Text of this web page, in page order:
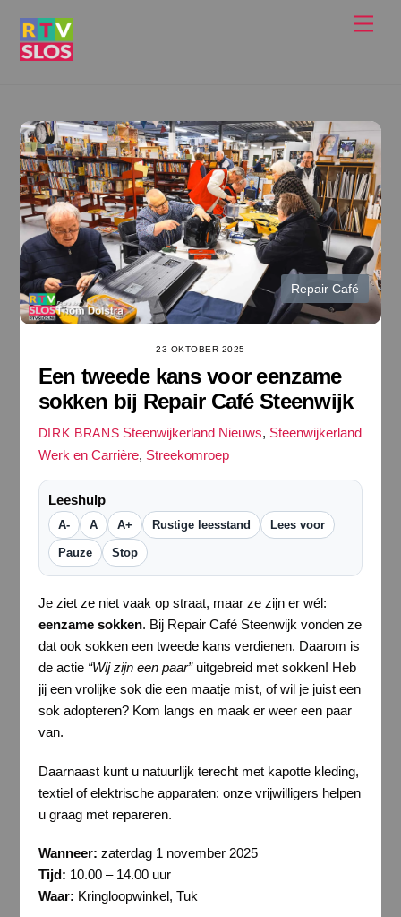
Repair Café
23 OKTOBER 2025
Een tweede kans voor eenzame
sokken bij Repair Café Steenwijk
DIRK BRANS Steenwijkerland Nieuws, Steenwijkerland
Werk en Carrière, Streekomroep
Leeshulp
A- A A+ Rustige leesstand Lees voor
Pauze Stop
Je ziet ze niet vaak op straat, maar ze zijn er wél:
eenzame sokken. Bij Repair Café Steenwijk vonden ze
dat ook sokken een tweede kans verdienen. Daarom is
de actie “Wij zijn een paar”uitgebreid met sokken! Heb
jij een vrolijke sok die een maatje mist, of wil je juist een
sok adopteren? Kom langs en maak er weer een paar
van.
Daarnaast kunt u natuurlijk terecht met kapotte kleding,
textiel of elektrische apparaten: onze vrijwilligers helpen
u graag met repareren.
Wanneer: zaterdag 1 november 2025
Tijd: 10.00 – 14.00 uur
Waar: Kringloopwinkel, Tuk